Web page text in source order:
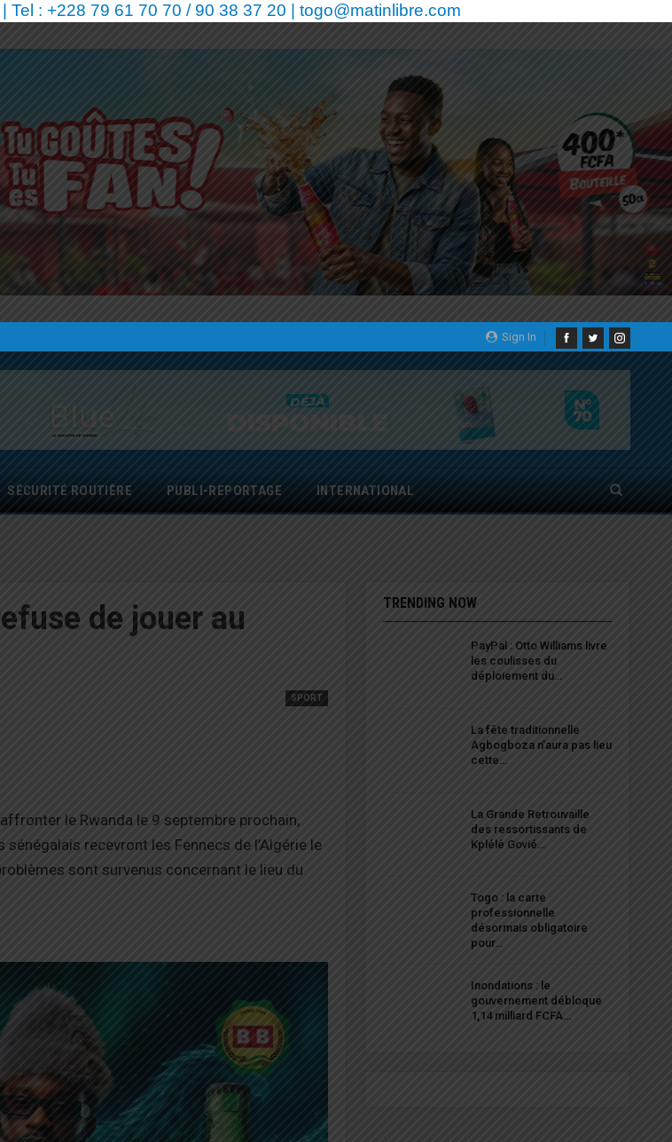
Tel : +228 79 61 70 70 / 90 38 37 20 | togo@matinlibre.com
Sign In
SÉCURITÉ ROUTIÈRE PUBLI-REPORTAGE INTERNATIONAL
de jouer au
SPORT
le Rwanda le 9 septembre prochain,
recevront les Fennecs de l’Algérie le
sont survenus concernant le lieu du
TRENDING NOW
PayPal : Otto Williams livre
les coulisses du
déploiement du…
La fête traditionnelle
Agbogboza n’aura pas lieu
cette…
La Grande Retrouvaille
des ressortissants de
Kplélé Govié…
Togo : la carte
professionnelle
désormais obligatoire
pour…
Inondations : le
gouvernement débloque
1,14 milliard FCFA…